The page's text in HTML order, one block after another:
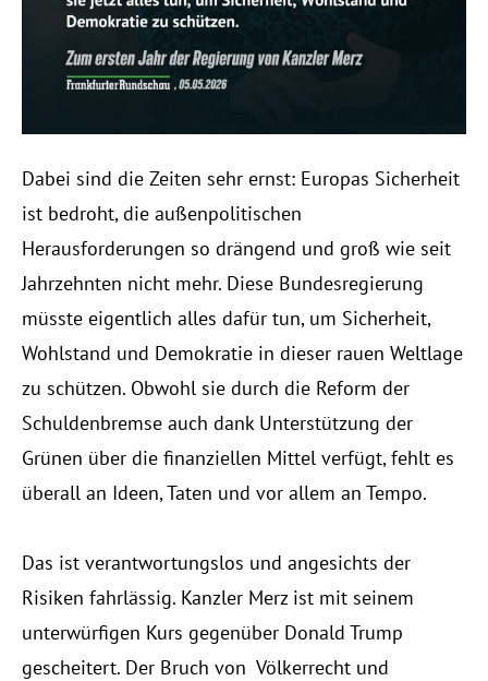
Dabei sind die Zeiten sehr ernst: Europas Sicherheit
ist bedroht, die außenpolitischen
Herausforderungen so drängend und groß wie seit
Jahrzehnten nicht mehr. Diese Bundesregierung
müsste eigentlich alles dafür tun, um Sicherheit,
Wohlstand und Demokratie in dieser rauen Weltlage
zu schützen. Obwohl sie durch die Reform der
Schuldenbremse auch dank Unterstützung der
Grünen über die finanziellen Mittel verfügt, fehlt es
überall an Ideen, Taten und vor allem an Tempo.
Das ist verantwortungslos und angesichts der
Risiken fahrlässig. Kanzler Merz ist mit seinem
unterwürfigen Kurs gegenüber Donald Trump
gescheitert. Der Bruch von Völkerrecht und